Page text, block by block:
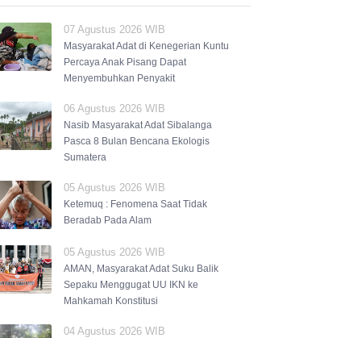
07 Agustus 2026 WIB
Masyarakat Adat di Kenegerian Kuntu
Percaya Anak Pisang Dapat
Menyembuhkan Penyakit
06 Agustus 2026 WIB
Nasib Masyarakat Adat Sibalanga
Pasca 8 Bulan Bencana Ekologis
Sumatera
05 Agustus 2026 WIB
Ketemuq : Fenomena Saat Tidak
Beradab Pada Alam
05 Agustus 2026 WIB
AMAN, Masyarakat Adat Suku Balik
Sepaku Menggugat UU IKN ke
Mahkamah Konstitusi
04 Agustus 2026 WIB